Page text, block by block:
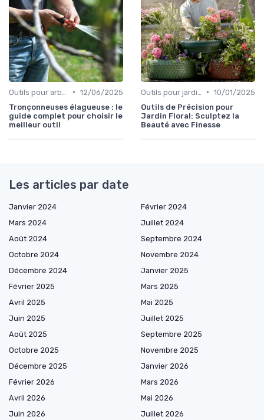
• 12/06/2025
Tronçonneuses élagueuse : le
guide complet pour choisir le
meilleur outil
• 10/01/2025
Outils de Précision pour
Jardin Floral: Sculptez la
Beauté avec Finesse
Les articles par date
Janvier 2024
Février 2024
Mars 2024
Juillet 2024
Août 2024
Septembre 2024
Octobre 2024
Novembre 2024
Décembre 2024
Janvier 2025
Février 2025
Mars 2025
Avril 2025
Mai 2025
Juin 2025
Juillet 2025
Août 2025
Septembre 2025
Octobre 2025
Novembre 2025
Décembre 2025
Janvier 2026
Février 2026
Mars 2026
Avril 2026
Mai 2026
Juin 2026
Juillet 2026